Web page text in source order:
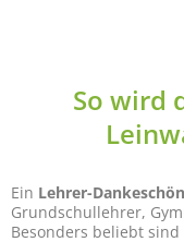
So wird
Ein Lehrer-
Grundschullehrer,
Besonders beliebt